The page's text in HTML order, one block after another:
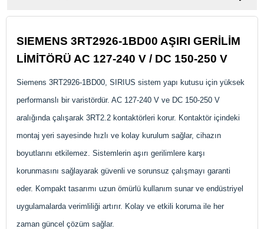
SIEMENS 3RT2926-1BD00 AŞIRI GERİLİM
LİMİTÖRÜ AC 127-240 V / DC 150-250 V
Siemens 3RT2926-1BD00, SIRIUS sistem yapı kutusu için yüksek
performanslı bir varistördür. AC 127-240 V ve DC 150-250 V
aralığında çalışarak 3RT2.2 kontaktörleri korur. Kontaktör içindeki
montaj yeri sayesinde hızlı ve kolay kurulum sağlar, cihazın
boyutlarını etkilemez. Sistemlerin aşırı gerilimlere karşı
korunmasını sağlayarak güvenli ve sorunsuz çalışmayı garanti
eder. Kompakt tasarımı uzun ömürlü kullanım sunar ve endüstriyel
uygulamalarda verimliliği artırır. Kolay ve etkili koruma ile her
zaman güncel çözüm sağlar.